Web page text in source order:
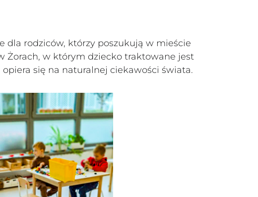
dla rodziców, którzy poszukują w mieście
Żorach, w którym dziecko traktowane jest
się na naturalnej ciekawości świata.